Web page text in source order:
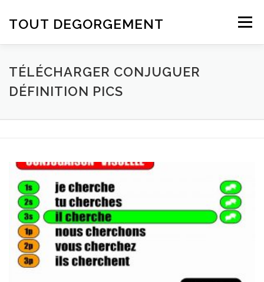
TOUT DEGORGEMENT Menu
TÉLÉCHARGER CONJUGUER
DÉFINITION PICS